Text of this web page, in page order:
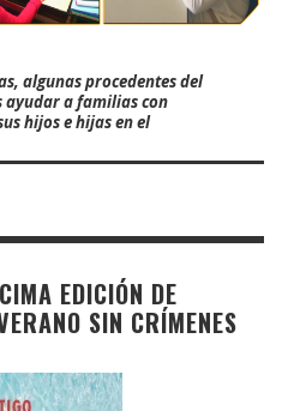
algunas procedentes del
ayudar a familias con
hijos e hijas en el
EDICIÓN DE
SIN CRÍMENES